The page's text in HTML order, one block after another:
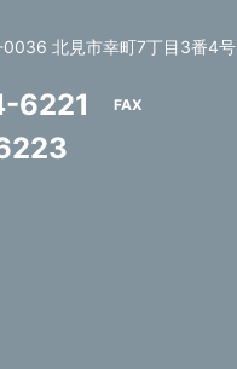
北見市幸町7丁目3番4号
6221 FAX